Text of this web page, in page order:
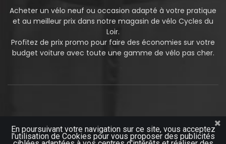
Acheter un vélo neuf ou occasion adapté à votre pratique
et au meilleur prix dans notre magasin de vélo Cycles du
Loir.
Profitez de prix promo pour faire des économies sur votre
budget voiture avec toute une gamme de vélo pas cher.
© 2019Futurosoft
En poursuivant votre navigation sur ce site, vous acceptez
l'utilisation de Cookies pour vous proposer des publicités